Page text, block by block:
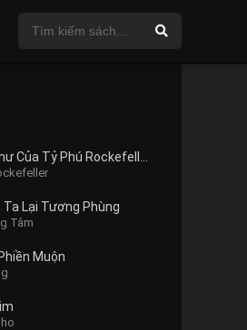
Ta Lại Tương Phùng
Tâm
Muộn